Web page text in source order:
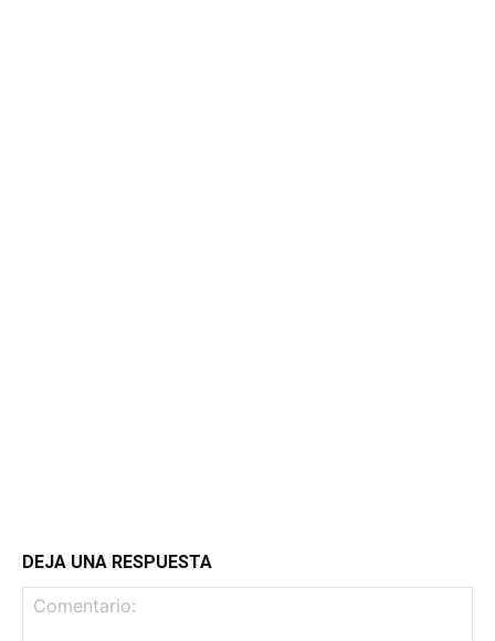
DEJA UNA RESPUESTA